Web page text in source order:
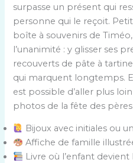
surpasse un présent qui
personne qui le reçoit.
boîte à souvenirs de
l’unanimité : y glisser ses
recouverts de pâte à
qui marquent longtemps.
est possible d’aller plus
photos de la fête des pères
Bijoux avec initiales ou
Affiche de famille
Livre où l’enfant